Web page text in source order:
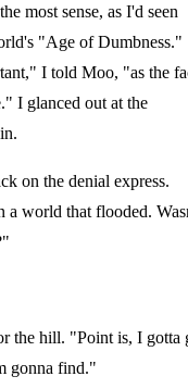
most sense, as I'd seen
"Age of
I told Moo, "as the
I glanced out at the
on the denial express.
a world that flooded.
the hill. "Point is, I gotta
gonna find."